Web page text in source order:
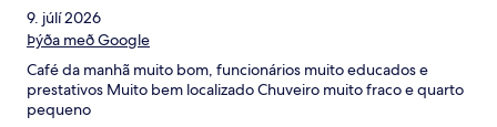
9. júlí 2026
Þýða með Google
Café da manhã muito bom, funcionários muito educados e
prestativos Muito bem localizado Chuveiro muito fraco e quarto
pequeno